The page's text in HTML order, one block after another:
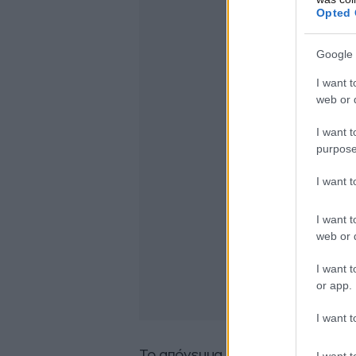
Opted
Google
I want
web or
I want
I want
I want
web or
I want
or app.
I want